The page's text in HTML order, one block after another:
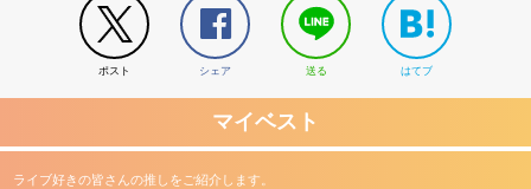
ポスト シェア 送る はてブ
マイベスト
ライブ好きの皆さんの推しをご紹介します。